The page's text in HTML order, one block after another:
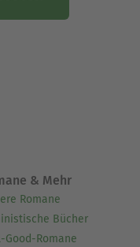
& Mehr
Romane
Bücher
Good-Romane